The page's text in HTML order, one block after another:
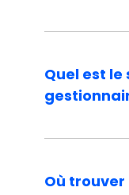
devenir
gestion,
Quel est le
dépend de
Où